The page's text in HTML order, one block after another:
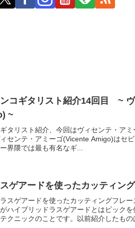
コギタリスト紹介14回目 ~
~
タリスト紹介、今回はヴィセンテ・ア
センテ・アミーゴ(Vicente Amigo)はセ
界隈では最も有名なギ...
ゲアードを使ったカッティン
スゲアードを使ったカッティングフレ
ハイブリッドラスゲアードとはピックを
クニックのことです。以前紹介したもの